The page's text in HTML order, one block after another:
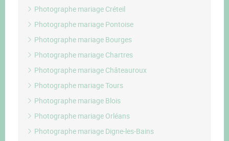
Photographe mariage Créteil
Photographe mariage Pontoise
Photographe mariage Bourges
Photographe mariage Chartres
Photographe mariage Châteauroux
Photographe mariage Tours
Photographe mariage Blois
Photographe mariage Orléans
Photographe mariage Digne-les-Bains